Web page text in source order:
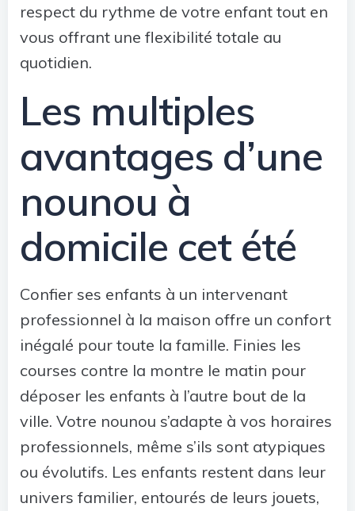
respect du rythme de votre enfant tout en
vous offrant une flexibilité totale au
quotidien.
Les multiples
avantages d’une
nounou à
domicile cet été
Confier ses enfants à un intervenant
professionnel à la maison offre un confort
inégalé pour toute la famille. Finies les
courses contre la montre le matin pour
déposer les enfants à l’autre bout de la
ville. Votre nounou s’adapte à vos horaires
professionnels, même s’ils sont atypiques
ou évolutifs. Les enfants restent dans leur
univers familier, entourés de leurs jouets,